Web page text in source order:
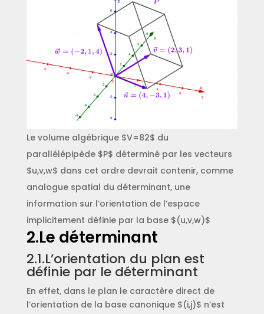
Le volume algébrique $V=82$ du
parallélépipède $P$ déterminé par les vecteurs
$u,v,w$ dans cet ordre devrait contenir, comme
analogue spatial du déterminant, une
information sur l’orientation de l’espace
implicitement définie par la base $(u,v,w)$
2.Le déterminant
2.1.L’orientation du plan est
définie par le déterminant
En effet, dans le plan le caractère direct de
l’orientation de la base canonique $(i,j)$ n’est